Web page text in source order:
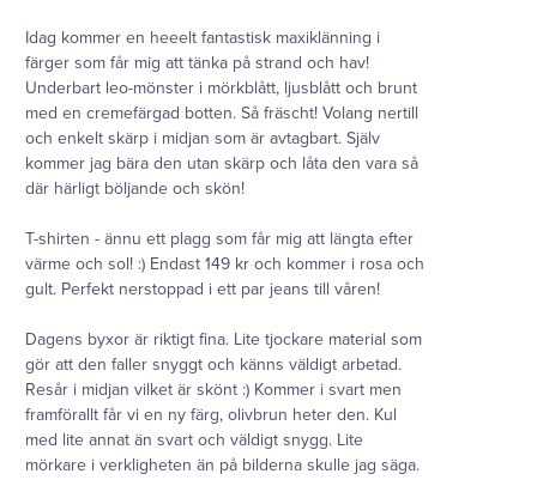
Idag kommer en heeelt fantastisk maxiklänning i
färger som får mig att tänka på strand och hav!
Underbart leo-mönster i mörkblått, ljusblått och brunt
med en cremefärgad botten. Så fräscht! Volang nertill
och enkelt skärp i midjan som är avtagbart. Själv
kommer jag bära den utan skärp och låta den vara så
där härligt böljande och skön!
T-shirten - ännu ett plagg som får mig att längta efter
värme och sol! :) Endast 149 kr och kommer i rosa och
gult. Perfekt nerstoppad i ett par jeans till våren!
Dagens byxor är riktigt fina. Lite tjockare material som
gör att den faller snyggt och känns väldigt arbetad.
Resår i midjan vilket är skönt :) Kommer i svart men
framförallt får vi en ny färg, olivbrun heter den. Kul
med lite annat än svart och väldigt snygg. Lite
mörkare i verkligheten än på bilderna skulle jag säga.